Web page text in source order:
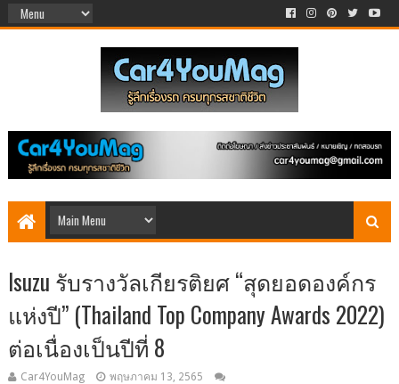
Isuzu รับรางวัลเกียรติยศ “สุดยอดองค์กร
แห่งปี” (Thailand Top Company Awards 2022)
ต่อเนื่องเป็นปีที่ 8
Car4YouMag พฤษภาคม 13, 2565